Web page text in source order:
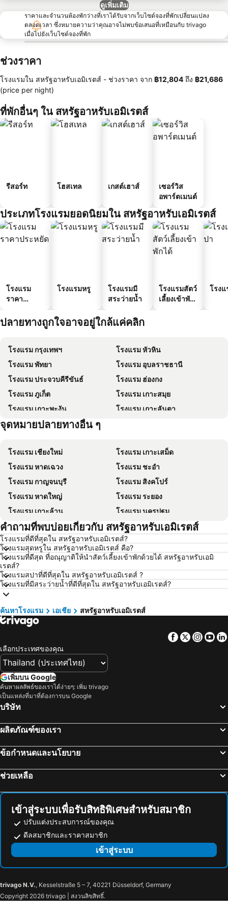
ดูเพิ่มเติม
ราคาและจำนวนห้องพักว่างที่เราได้รับจากเว็บไซต์จองที่พักเปลี่ยนแปลง
ตลอดเวลา ซึ่งหมายความว่าคุณอาจไม่พบข้อเสนอที่เหมือนกับ trivago
เมื่อไปยังเว็บไซต์จองที่พัก
ช่วงราคา
โรงแรมใน สหรัฐอาหรับเอมิเรตส์ - ช่วงราคา จาก ‎฿12,804 ถึง ‎฿21,686
(price per night)
ที่พักอื่นๆ ใน สหรัฐอาหรับเอมิเรตส์
รีสอร์ท โฮสเทล เกสต์เฮาส์
เซอร์วิส
อพาร์ตเมนต์
ประเภทโรงแรมยอดนิยมใน สหรัฐอาหรับเอมิเรตส์
โรงแรม
ราคา
โรงแรมหรู
โรงแรมมี
สระว่ายน้ำ
โรงแรมสัตว์
เลี้ยงเข้าพัก
โรง
ปลายทางถูกใจอาจอยู่ใกล้แค่คลิก
โรงแรม กรุงเทพฯ
โรงแรม หัวหิน
โรงแรม พัทยา
โรงแรม อุบลราชธานี
โรงแรม ประจวบคีรีขันธ์
โรงแรม ฮ่องกง
โรงแรม ภูเก็ต
โรงแรม เกาะสมุย
โรงแรม เกาะพะงัน
โรงแรม เกาะลันตา
โรงแรม เกาะหลีเป๊ะ
จุดหมายปลายทางอื่น ๆ
โรงแรม เชียงใหม่
โรงแรม เกาะเสม็ด
โรงแรม หาดเฉวง
โรงแรม ชะอำ
โรงแรม กาญจนบุรี
โรงแรม สิงคโปร์
โรงแรม หาดใหญ่
โรงแรม ระยอง
โรงแรม เกาะล้าน
โรงแรม นครปฐม
โรงแรม นครราชสีมา
โรงแรม ซินยี่
โรงแรม เขาหลัก
โรงแรม โตเกียว
โรงแรม อุดรธานี
โรงแรม ศรีราชา
โรงแรม กระบี่
โรงแรม นครนายก
โรงแรม นครพนม
โรงแรม เกาะฟุก๊ว
โรงแรม เกาะเต่า
โรงแรม มัลดีฟส์
โรงแรม ภาคตะวันออกเฉียงเหนือ
โรงแรม เกาะลังกาวี
โรงแรม ปีนัง
โรงแรม จอร์เจีย
โรงแรม ประเทศไทย
โรงแรม ซาโมส
คำถามที่พบบ่อยเกี่ยวกับ สหรัฐอาหรับเอมิเรตส์
โรงแรมที่ดีที่สุดใน สหรัฐอาหรับเอมิเรตส์?
โรงแรมสุดหรูใน สหรัฐอาหรับเอมิเรตส์ คือ?
โรงแรมที่ดีสุด ที่อณุญาติให้นำสัตว์เลี้ยงเข้าพักด้วยได้ สหรัฐอาหรับเอมิ
เรตส์?
โรงแรมสปาที่ดีที่สุดใน สหรัฐอาหรับเอมิเรตส์ ?
โรงแรมที่มีสระว่ายน้ำที่ดีที่สุดใน สหรัฐอาหรับเอมิเรตส์?
ค้นหาโรงแรม เอเชีย สหรัฐอาหรับเอมิเรตส์
Facebook
Twitter
เลือกประเทศของคุณ
เพิ่มบน Google
ค้นหาผลลัพธ์ของเราได้ง่ายๆ: เพิ่ม trivago
เป็นแหล่งที่มาที่ต้องการบน Google
บริษัท
ผลิตภัณฑ์ของเรา
ข้อกำหนดและนโยบาย
ช่วยเหลือ
เข้าสู่ระบบเพื่อรับสิทธิพิเศษสำหรับสมาชิก
ปรับแต่งประสบการณ์ของคุณ
ดีลสมาชิกและราคาสมาชิก
เข้าสู่ระบบ
trivago N.V., Kesselstraße 5 – 7, 40221 Düsseldorf, Germany
Copyright 2026 trivago | สงวนลิขสิทธิ์.